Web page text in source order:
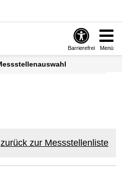
Barrierefrei Menü
Messstellenauswahl
zurück zur Messstellenliste